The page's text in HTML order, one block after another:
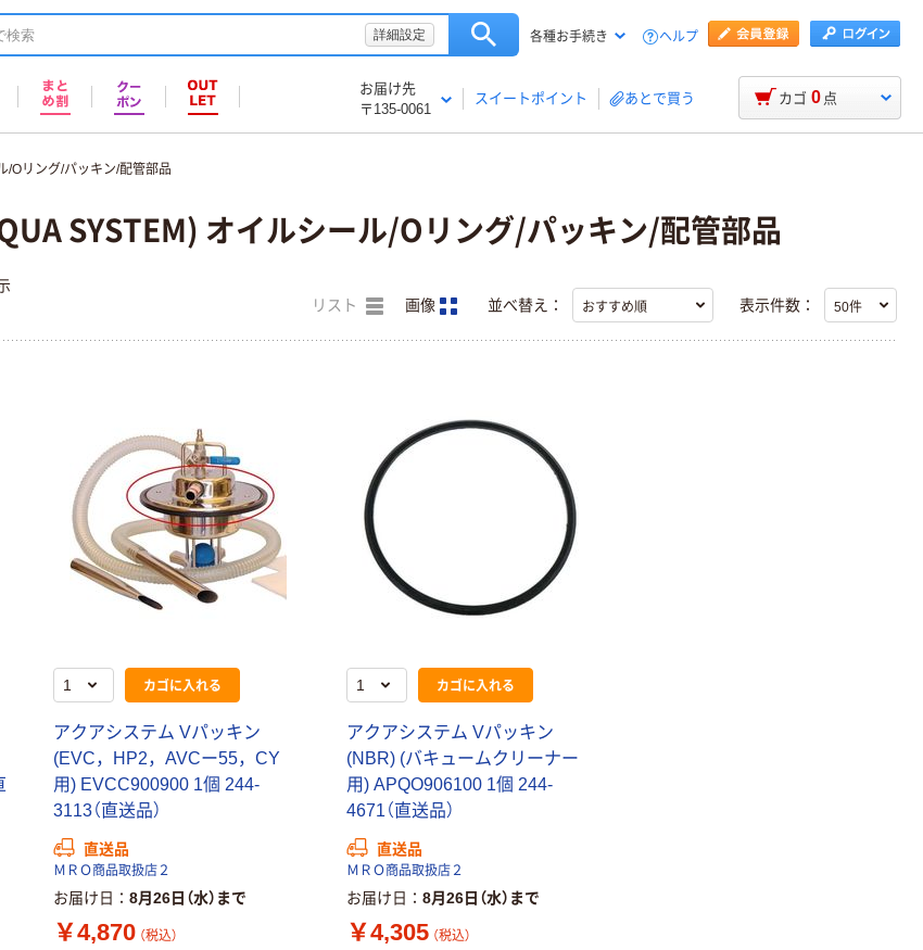
詳細設定 各種お手続き ヘルプ
お届け先
〒135-0061
スイートポイント あとで買う カゴ 0 点
/Oリング/パッキン/配管部品
SYSTEM) オイルシール/Oリング/パッキン/配管部品
リスト 画像 並べ替え： 表示件数：
カゴに入れる
アクアシステム Vパッキン
(EVC，HP2，AVCー55，CY
用) EVCC900900 1個 244-
3113（直送品）
直送品
ＭＲＯ商品取扱店２
お届け日 8月26日（水）まで
￥4,870 （税込）
カゴに入れる
アクアシステム Vパッキン
(NBR) (バキュームクリーナー
用) APQO906100 1個 244-
4671（直送品）
直送品
ＭＲＯ商品取扱店２
お届け日 8月26日（水）まで
￥4,305 （税込）